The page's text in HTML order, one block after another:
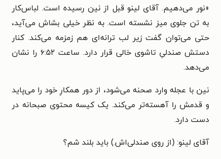
«نور می‌دهیم. آقای لینو قبل از نین رسیده است. لباس‌کار
به تن جلوی میز نشسته است. به نظر خیلی بشاش می‌آید،
حتی می‌توان گفت زیر لب ترانه‌ای هم زمزمه می‌کند. کنار
دستش صندلیِ تاشوی خالی قرار دارد. ساعت ۶:۵۲ را نشان
می‌دهد.
نین با عجله وارد صحنه می‌شود، از دور همکارِ خود را می‌پاید
و قدمش را آهسته‌تر می‌کند. یک کیسه محتوی صبحانه در
دست دارد.
آقای لینو: (از روی صندلی‌اش.) باید بلند شم؟